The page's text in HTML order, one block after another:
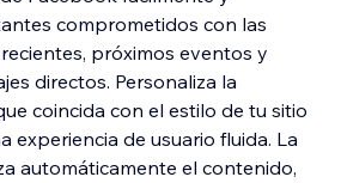
comprometidos con las
próximos eventos y
directos. Personaliza la
coincida con el estilo de tu sitio
experiencia de usuario fluida. La
automáticamente el contenido,